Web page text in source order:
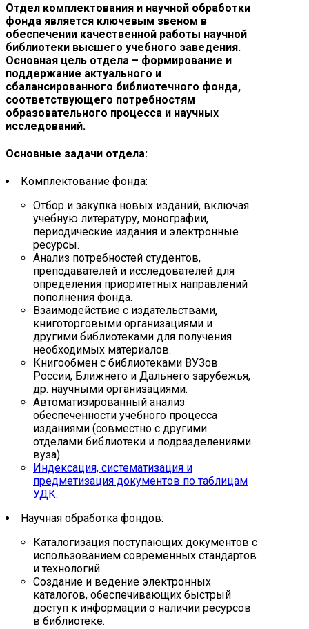
Отдел комплектования и научной обработки
фонда является ключевым звеном в
обеспечении качественной работы научной
библиотеки высшего учебного заведения.
Основная цель отдела – формирование и
поддержание актуального и
сбалансированного библиотечного фонда,
соответствующего потребностям
образовательного процесса и научных
исследований.
Основные задачи отдела:
Комплектование фонда:
Отбор и закупка новых изданий, включая
учебную литературу, монографии,
периодические издания и электронные
ресурсы.
Анализ потребностей студентов,
преподавателей и исследователей для
определения приоритетных направлений
пополнения фонда.
Взаимодействие с издательствами,
книготорговыми организациями и
другими библиотеками для получения
необходимых материалов.
Книгообмен с библиотеками ВУЗов
России, Ближнего и Дальнего зарубежья,
др. научными организациями.
Автоматизированный анализ
обеспеченности учебного процесса
изданиями (совместно с другими
отделами библиотеки и подразделениями
вуза)
Индексация, систематизация и
предметизация документов по таблицам
УДК.
Научная обработка фондов:
Каталогизация поступающих документов с
использованием современных стандартов
и технологий.
Создание и ведение электронных
каталогов, обеспечивающих быстрый
доступ к информации о наличии ресурсов
в библиотеке.